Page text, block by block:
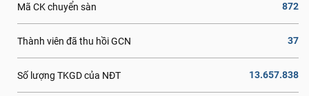
Mã CK chuyển sàn 872
Thành viên đã thu hồi GCN 37
Số lượng TKGD của NĐT 13.657.838